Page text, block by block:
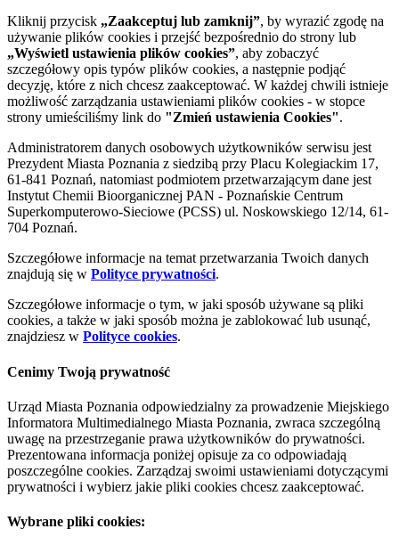
Kliknij przycisk „Zaakceptuj lub zamknij”, by wyrazić zgodę na
używanie plików cookies i przejść bezpośrednio do strony lub
„Wyświetl ustawienia plików cookies”, aby zobaczyć
szczegółowy opis typów plików cookies, a następnie podjąć
decyzję, które z nich chcesz zaakceptować. W każdej chwili istnieje
możliwość zarządzania ustawieniami plików cookies - w stopce
strony umieściliśmy link do "Zmień ustawienia Cookies".
Administratorem danych osobowych użytkowników serwisu jest
Prezydent Miasta Poznania z siedzibą przy Placu Kolegiackim 17,
61-841 Poznań, natomiast podmiotem przetwarzającym dane jest
Instytut Chemii Bioorganicznej PAN - Poznańskie Centrum
Superkomputerowo-Sieciowe (PCSS) ul. Noskowskiego 12/14, 61-
704 Poznań.
Szczegółowe informacje na temat przetwarzania Twoich danych
znajdują się w Polityce prywatności.
Szczegółowe informacje o tym, w jaki sposób używane są pliki
cookies, a także w jaki sposób można je zablokować lub usunąć,
znajdziesz w Polityce cookies.
Cenimy Twoją prywatność
Urząd Miasta Poznania odpowiedzialny za prowadzenie Miejskiego
Informatora Multimedialnego Miasta Poznania, zwraca szczególną
uwagę na przestrzeganie prawa użytkowników do prywatności.
Prezentowana informacja poniżej opisuje za co odpowiadają
poszczególne cookies. Zarządzaj swoimi ustawieniami dotyczącymi
prywatności i wybierz jakie pliki cookies chcesz zaakceptować.
Wybrane pliki cookies: